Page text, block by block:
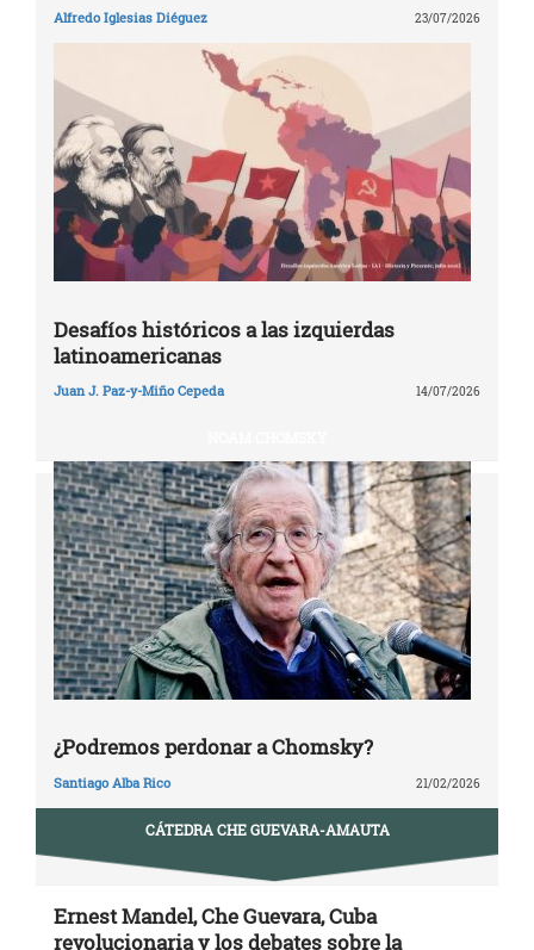
Alfredo Iglesias Diéguez 23/07/2026
Desafíos históricos a las izquierdas
latinoamericanas
Juan J. Paz-y-Miño Cepeda 14/07/2026
¿Podremos perdonar a Chomsky?
Santiago Alba Rico 21/02/2026
CÁTEDRA CHE GUEVARA-AMAUTA
Ernest Mandel, Che Guevara, Cuba
revolucionaria y los debates sobre la